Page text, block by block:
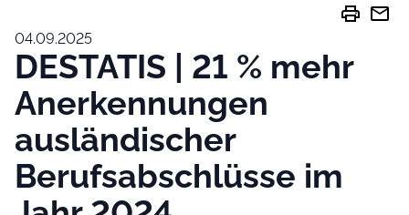
print mail
04.09.2025
DESTATIS | 21 % mehr
Anerkennungen
ausländischer
Berufsabschlüsse im